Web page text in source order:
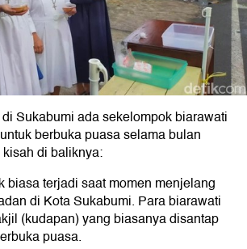
Sukabumi ada sekelompok biarawati
berbuka puasa selama bulan
di baliknya:
biasa terjadi saat momen menjelang
di Kota Sukabumi. Para biarawati
(kudapan) yang biasanya disantap
puasa.